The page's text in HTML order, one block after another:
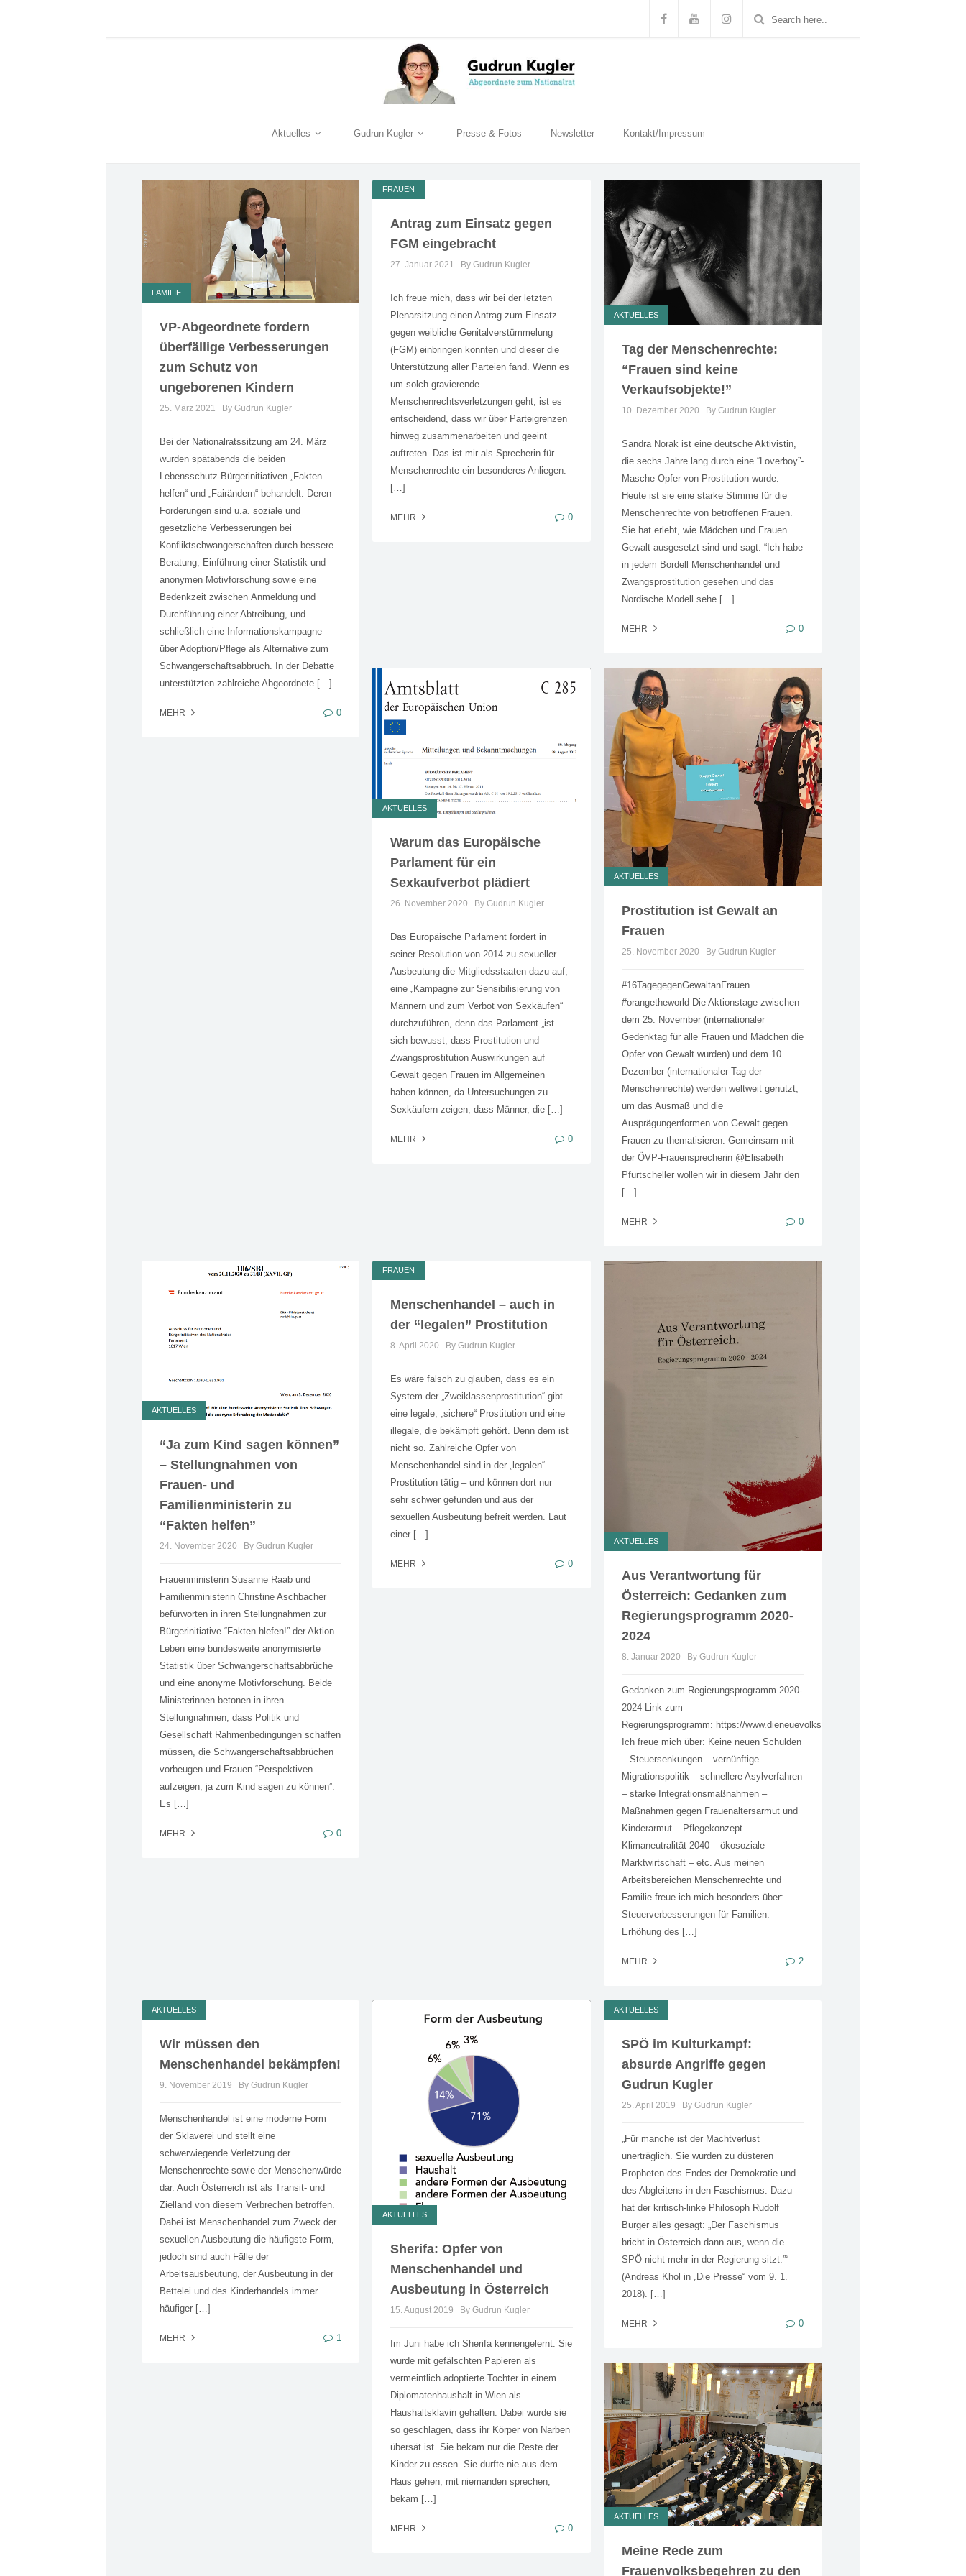
Aktuelles Gudrun Kugler Presse & Fotos Newsletter Kontakt/Impressum
FAMILIE
VP-Abgeordnete fordern
überfällige Verbesserungen
zum Schutz von
ungeborenen Kindern
25. März 2021 By Gudrun Kugler
Bei der Nationalratssitzung am 24. März
wurden spätabends die beiden
Lebensschutz-Bürgerinitiativen „Fakten
helfen“ und „Fairändern“ behandelt. Deren
Forderungen sind u.a. soziale und
gesetzliche Verbesserungen bei
Konfliktschwangerschaften durch bessere
Beratung, Einführung einer Statistik und
anonymen Motivforschung sowie eine
Bedenkzeit zwischen Anmeldung und
Durchführung einer Abtreibung, und
schließlich eine Informationskampagne
über Adoption/Pflege als Alternative zum
Schwangerschaftsabbruch. In der Debatte
unterstützten zahlreiche Abgeordnete […]
MEHR 0
FRAUEN
Antrag zum Einsatz gegen
FGM eingebracht
27. Januar 2021 By Gudrun Kugler
Ich freue mich, dass wir bei der letzten
Plenarsitzung einen Antrag zum Einsatz
gegen weibliche Genitalverstümmelung
(FGM) einbringen konnten und dieser die
Unterstützung aller Parteien fand. Wenn es
um solch gravierende
Menschenrechtsverletzungen geht, ist es
entscheidend, dass wir über Parteigrenzen
hinweg zusammenarbeiten und geeint
auftreten. Das ist mir als Sprecherin für
Menschenrechte ein besonderes Anliegen.
[…]
MEHR 0
AKTUELLES
Tag der Menschenrechte:
“Frauen sind keine
Verkaufsobjekte!”
10. Dezember 2020 By Gudrun Kugler
Sandra Norak ist eine deutsche Aktivistin,
die sechs Jahre lang durch eine “Loverboy”-
Masche Opfer von Prostitution wurde.
Heute ist sie eine starke Stimme für die
Menschenrechte von betroffenen Frauen.
Sie hat erlebt, wie Mädchen und Frauen
Gewalt ausgesetzt sind und sagt: “Ich habe
in jedem Bordell Menschenhandel und
Zwangsprostitution gesehen und das
Nordische Modell sehe […]
MEHR 0
AKTUELLES
Warum das Europäische
Parlament für ein
Sexkaufverbot plädiert
26. November 2020 By Gudrun Kugler
Das Europäische Parlament fordert in
seiner Resolution von 2014 zu sexueller
Ausbeutung die Mitgliedsstaaten dazu auf,
eine „Kampagne zur Sensibilisierung von
Männern und zum Verbot von Sexkäufen“
durchzuführen, denn das Parlament „ist
sich bewusst, dass Prostitution und
Zwangsprostitution Auswirkungen auf
Gewalt gegen Frauen im Allgemeinen
haben können, da Untersuchungen zu
Sexkäufern zeigen, dass Männer, die […]
MEHR 0
AKTUELLES
Prostitution ist Gewalt an
Frauen
25. November 2020 By Gudrun Kugler
#16TagegegenGewaltanFrauen
#orangetheworld Die Aktionstage zwischen
dem 25. November (internationaler
Gedenktag für alle Frauen und Mädchen die
Opfer von Gewalt wurden) und dem 10.
Dezember (internationaler Tag der
Menschenrechte) werden weltweit genutzt,
um das Ausmaß und die
Ausprägungenformen von Gewalt gegen
Frauen zu thematisieren. Gemeinsam mit
der ÖVP-Frauensprecherin @Elisabeth
Pfurtscheller wollen wir in diesem Jahr den
[…]
MEHR 0
AKTUELLES
“Ja zum Kind sagen können”
– Stellungnahmen von
Frauen- und
Familienministerin zu
“Fakten helfen”
24. November 2020 By Gudrun Kugler
Frauenministerin Susanne Raab und
Familienministerin Christine Aschbacher
befürworten in ihren Stellungnahmen zur
Bürgerinitiative “Fakten hlefen!” der Aktion
Leben eine bundesweite anonymisierte
Statistik über Schwangerschaftsabbrüche
und eine anonyme Motivforschung. Beide
Ministerinnen betonen in ihren
Stellungnahmen, dass Politik und
Gesellschaft Rahmenbedingungen schaffen
müssen, die Schwangerschaftsabbrüchen
vorbeugen und Frauen “Perspektiven
aufzeigen, ja zum Kind sagen zu können”.
Es […]
MEHR 0
FRAUEN
Menschenhandel – auch in
der “legalen” Prostitution
8. April 2020 By Gudrun Kugler
Es wäre falsch zu glauben, dass es ein
System der „Zweiklassenprostitution“ gibt –
eine legale, „sichere“ Prostitution und eine
illegale, die bekämpft gehört. Denn dem ist
nicht so. Zahlreiche Opfer von
Menschenhandel sind in der „legalen“
Prostitution tätig – und können dort nur
sehr schwer gefunden und aus der
sexuellen Ausbeutung befreit werden. Laut
einer […]
MEHR 0
AKTUELLES
Aus Verantwortung für
Österreich: Gedanken zum
Regierungsprogramm 2020-
2024
8. Januar 2020 By Gudrun Kugler
Gedanken zum Regierungsprogramm 2020-
2024 Link zum
Regierungsprogramm: https://www.dieneuevolkspartei.at/Download/
Ich freue mich über: Keine neuen Schulden
– Steuersenkungen – vernünftige
Migrationspolitik – schnellere Asylverfahren
– starke Integrationsmaßnahmen –
Maßnahmen gegen Frauenaltersarmut und
Kinderarmut – Pflegekonzept –
Klimaneutralität 2040 – ökosoziale
Marktwirtschaft – etc. Aus meinen
Arbeitsbereichen Menschenrechte und
Familie freue ich mich besonders über:
Steuerverbesserungen für Familien:
Erhöhung des […]
MEHR 2
AKTUELLES
Wir müssen den
Menschenhandel bekämpfen!
9. November 2019 By Gudrun Kugler
Menschenhandel ist eine moderne Form
der Sklaverei und stellt eine
schwerwiegende Verletzung der
Menschenrechte sowie der Menschenwürde
dar. Auch Österreich ist als Transit- und
Zielland von diesem Verbrechen betroffen.
Dabei ist Menschenhandel zum Zweck der
sexuellen Ausbeutung die häufigste Form,
jedoch sind auch Fälle der
Arbeitsausbeutung, der Ausbeutung in der
Bettelei und des Kinderhandels immer
häufiger […]
MEHR 1
AKTUELLES
Sherifa: Opfer von
Menschenhandel und
Ausbeutung in Österreich
15. August 2019 By Gudrun Kugler
Im Juni habe ich Sherifa kennengelernt. Sie
wurde mit gefälschten Papieren als
vermeintlich adoptierte Tochter in einem
Diplomatenhaushalt in Wien als
Haushaltsklavin gehalten. Dabei wurde sie
so geschlagen, dass ihr Körper von Narben
übersät ist. Sie bekam nur die Reste der
Kinder zu essen. Sie durfte nie aus dem
Haus gehen, mit niemanden sprechen,
bekam […]
MEHR 0
AKTUELLES
SPÖ im Kulturkampf:
absurde Angriffe gegen
Gudrun Kugler
25. April 2019 By Gudrun Kugler
„Für manche ist der Machtverlust
unerträglich. Sie wurden zu düsteren
Propheten des Endes der Demokratie und
des Abgleitens in den Faschismus. Dazu
hat der kritisch-linke Philosoph Rudolf
Burger alles gesagt: „Der Faschismus
bricht in Österreich dann aus, wenn die
SPÖ nicht mehr in der Regierung sitzt.”“
(Andreas Khol in „Die Presse“ vom 9. 1.
2018). […]
MEHR 0
AKTUELLES
Meine Rede zum
Frauenvolksbegehren zu den